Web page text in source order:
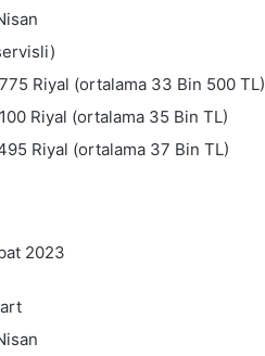
Riyal (ortalama 33 Bin 500 TL)
Riyal (ortalama 35 Bin TL)
Riyal (ortalama 37 Bin TL)
2023